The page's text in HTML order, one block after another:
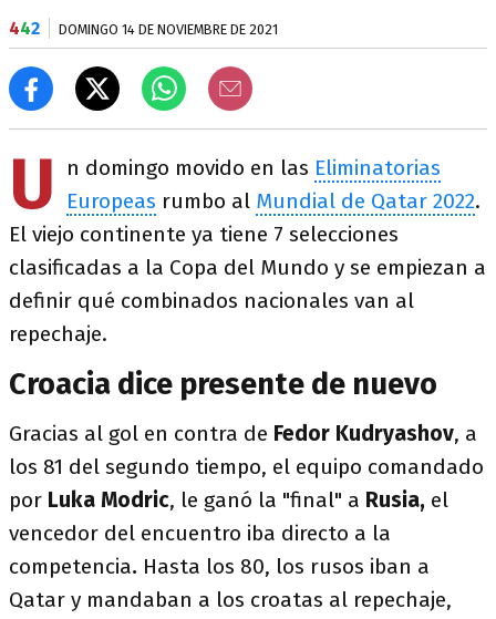
442 DOMINGO 14 DE NOVIEMBRE DE 2021
U n domingo movido en las Eliminatorias
Europeas rumbo al Mundial de Qatar 2022.
El viejo continente ya tiene 7 selecciones
clasificadas a la Copa del Mundo y se empiezan a
definir qué combinados nacionales van al
repechaje.
Croacia dice presente de nuevo
Gracias al gol en contra de Fedor Kudryashov, a
los 81 del segundo tiempo, el equipo comandado
por Luka Modric, le ganó la "final" a Rusia, el
vencedor del encuentro iba directo a la
competencia. Hasta los 80, los rusos iban a
Qatar y mandaban a los croatas al repechaje,